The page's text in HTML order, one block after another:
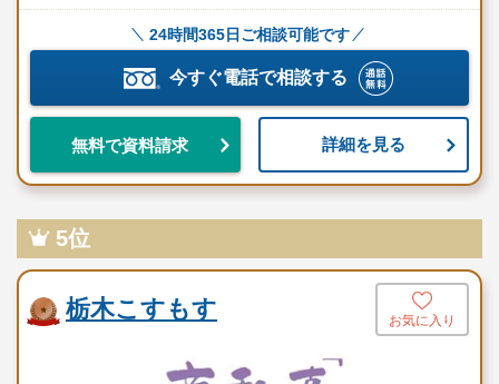
屋外電光看板
白木位牌
御布施袋
24時間365日ご相談可能です
今すぐ電話で相談する
無料で資料請求 詳細を見る
5位
栃木こすもす お気に入り